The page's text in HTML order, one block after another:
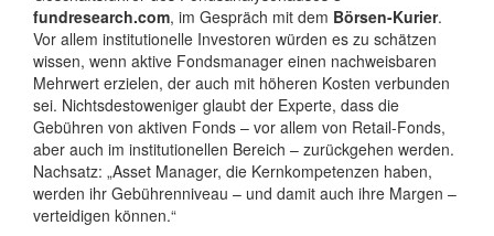
fundresearch.com, im Gespräch mit dem Börsen-Kurier.
Vor allem institutionelle Investoren würden es zu schätzen
wissen, wenn aktive Fondsmanager einen nachweisbaren
Mehrwert erzielen, der auch mit höheren Kosten verbunden
sei. Nichtsdestoweniger glaubt der Experte, dass die
Gebühren von aktiven Fonds – vor allem von Retail-Fonds,
aber auch im institutionellen Bereich – zurückgehen werden.
Nachsatz: „Asset Manager, die Kernkompetenzen haben,
werden ihr Gebührenniveau – und damit auch ihre Margen –
verteidigen können.“